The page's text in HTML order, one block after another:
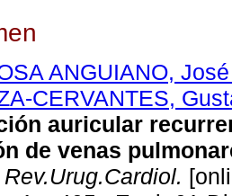
ANGUIANO,
CERVANTES,
auricular
de venas
Rev.Urug.Cardiol.